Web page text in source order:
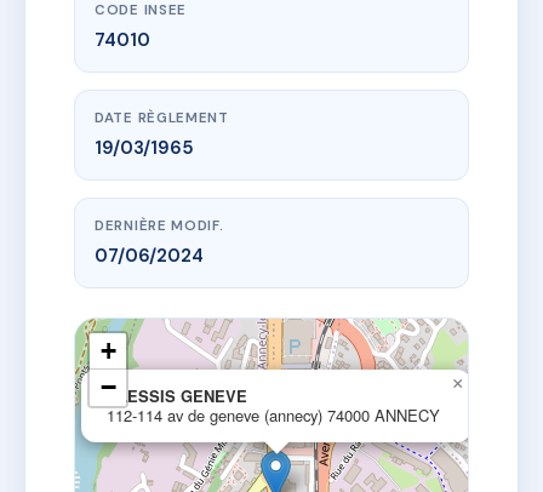
CODE INSEE
74010
DATE RÈGLEMENT
19/03/1965
DERNIÈRE MODIF.
07/06/2024
PLESSIS GENEVE
112-114 av de geneve (annecy) 74000 ANNECY
×
+
−